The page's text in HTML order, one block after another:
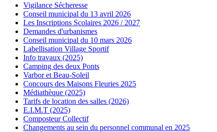
Vigilance Sécheresse
Conseil municipal du 13 avril 2026
Les Inscriptions Scolaires 2026 / 2027
Demandes d'urbanismes
Conseil municipal du 10 mars 2026
Labellisation Village Sportif
Info travaux (2025)
Camping des deux Ponts
Varbor et Beau-Soleil
Concours des Maisons Fleuries 2025
Médiathèque (2025)
Tarifs de location des salles (2026)
E.I.M.T (2025)
Composteur Collectif
Changements au sein du personnel communal en 2025